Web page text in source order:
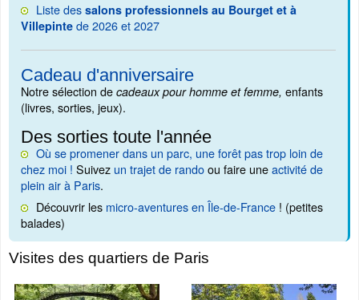
Liste des salons professionnels au Bourget et à
Villepinte de 2026 et 2027
Cadeau d'anniversaire
Notre sélection de cadeaux pour homme et femme, enfants
(livres, sorties, jeux).
Des sorties toute l'année
Où se promener dans un parc, une forêt pas trop loin de
chez moi ! Suivez un trajet de randoou faire uneactivité de
plein air à Paris.
Découvrir les micro-aventures en Île-de-France ! (petites
balades)
Visites des quartiers de Paris